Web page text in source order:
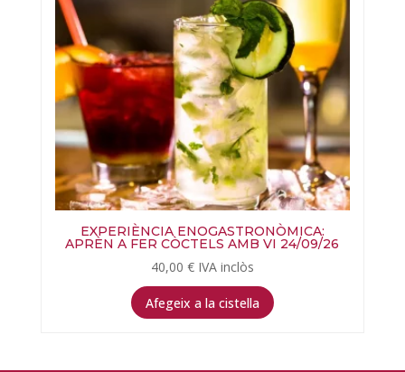
EXPERIÈNCIA ENOGASTRONÒMICA:
APRÈN A FER CÒCTELS AMB VI 24/09/26
40,00 € IVA inclòs
Afegeix a la cistella